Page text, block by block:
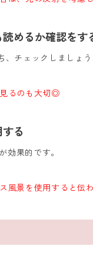
めるか確認をす
、チェックしましょう
るのも大切◎
る
が効果的です。
風景を使用すると伝